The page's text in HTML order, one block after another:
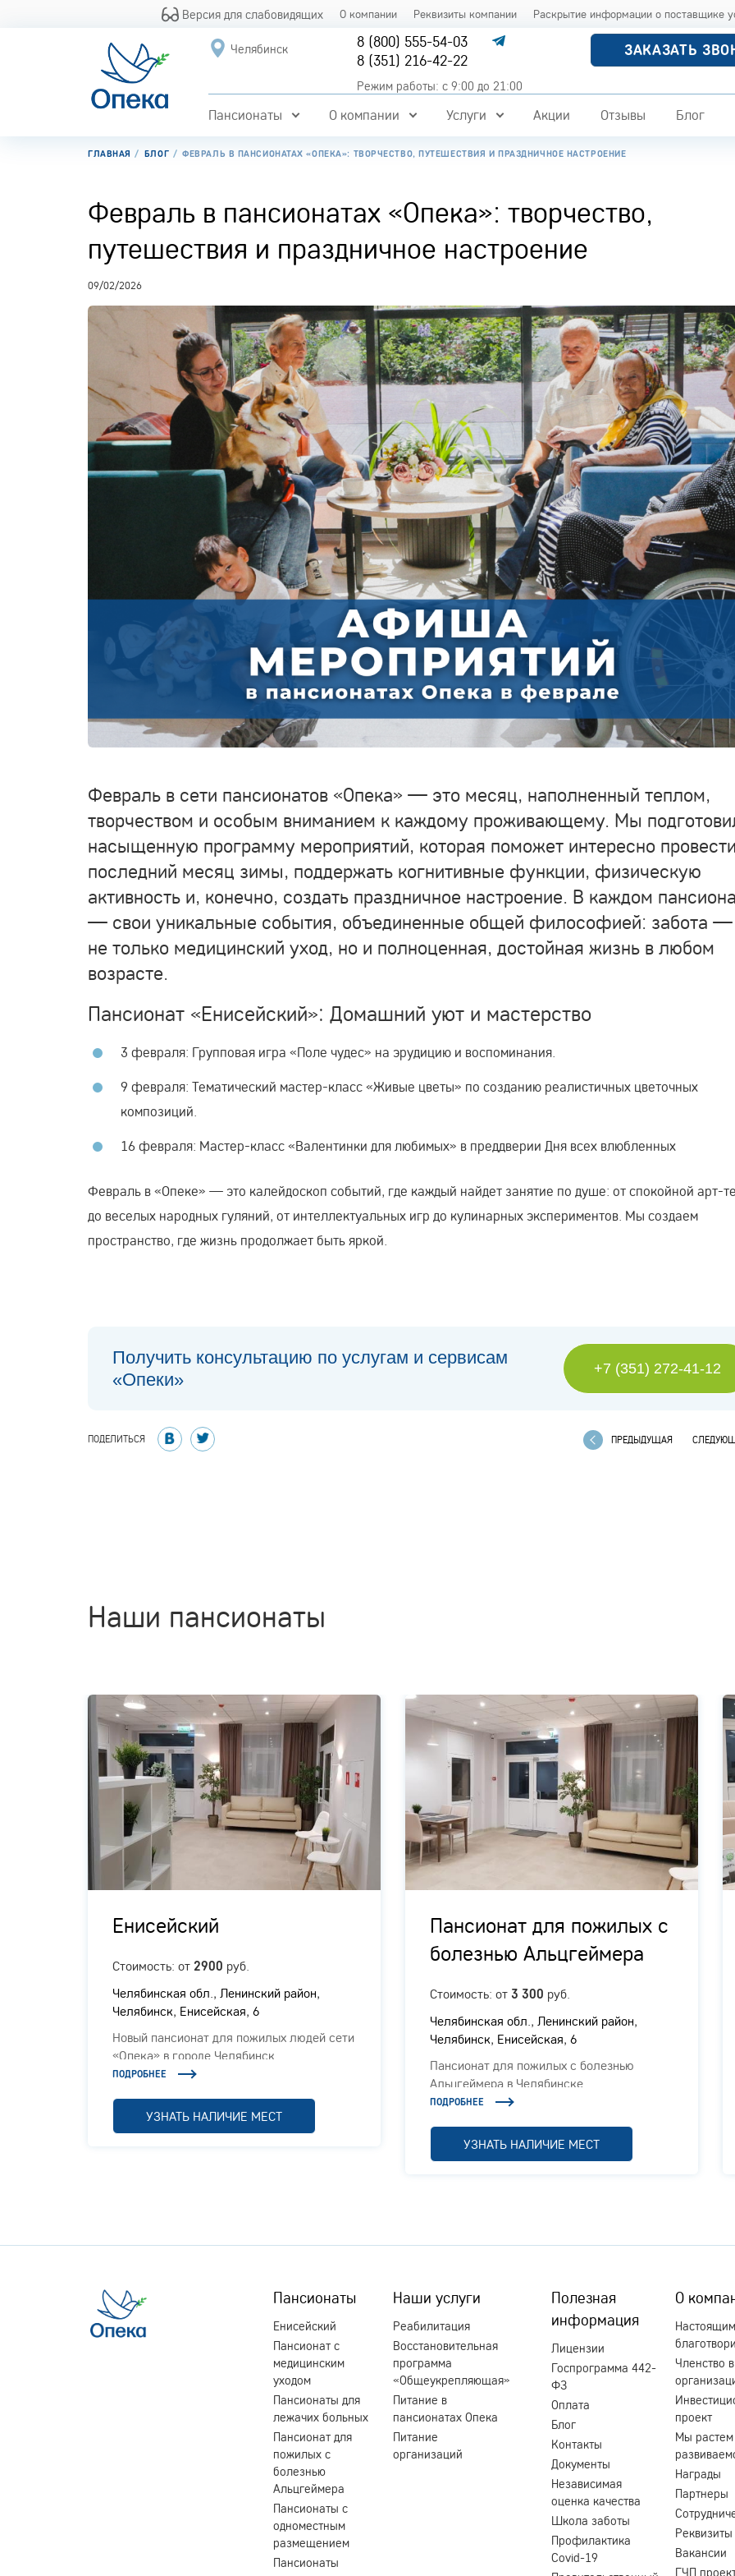
Версия для слабовидящих О компании Реквизиты компании Раскрытие информации о поставщике
Челябинск
8 (800) 555-54-03
8 (351) 216-42-22
Режим работы: с 9:00 до 21:00
ЗАКАЗАТЬ
Пансионаты О компании Услуги Акции Отзывы Блог
ГЛАВНАЯ БЛОГ ФЕВРАЛЬ В ПАНСИОНАТАХ «ОПЕКА»: ТВОРЧЕСТВО, ПУТЕШЕСТВИЯ И ПРАЗДНИЧНОЕ НАСТРОЕНИЕ
Февраль в пансионатах «Опека»: творчество,
путешествия и праздничное настроение
09/02/2026
Февраль в сети пансионатов «Опека» — это месяц, наполненный теплом,
творчеством и особым вниманием к каждому проживающему. Мы
насыщенную программу мероприятий, которая поможет интересно провести
последний месяц зимы, поддержать когнитивные функции, физическую
активность и, конечно, создать праздничное настроение. В каждом
— свои уникальные события, объединенные общей философией: забота —
не только медицинский уход, но и полноценная, достойная жизнь в любом
возрасте.
Пансионат «Енисейский»: Домашний уют и мастерство
3 февраля: Групповая игра «Поле чудес» на эрудицию и воспоминания.
9 февраля: Тематический мастер-класс «Живые цветы» по созданию реалистичных цветочных
композиций.
16 февраля: Мастер-класс «Валентинки для любимых» в преддверии Дня всех влюбленных
Февраль в «Опеке» — это калейдоскоп событий, где каждый найдет занятие по душе: от спокойной арт-
до веселых народных гуляний, от интеллектуальных игр до кулинарных экспериментов. Мы создаем
пространство, где жизнь продолжает быть яркой.
Получить консультацию по услугам и сервисам
«Опеки»
+7 (351) 272-41-12
ПОДЕЛИТЬСЯ ПРЕДЫДУЩАЯ
Наши пансионаты
Енисейский
Стоимость: от 2900 руб.
Челябинская обл., ​Ленинский район,
Челябинск, Енисейская, 6
Новый пансионат для пожилых людей сети
«Опека» в городе Челябинск
ПОДРОБНЕЕ
УЗНАТЬ НАЛИЧИЕ МЕСТ
Пансионат для пожилых с
болезнью Альцгеймера
Стоимость: от 3 300 руб.
Челябинская обл., ​Ленинский район,
Челябинск, Енисейская, 6
Пансионат для пожилых с болезнью
Альцгеймера в Челябинске
ПОДРОБНЕЕ
УЗНАТЬ НАЛИЧИЕ МЕСТ
Пансионаты
Енисейский
Пансионат с
медицинским
уходом
Пансионаты для
лежачих больных
Пансионат для
пожилых с
болезнью
Альцгеймера
Пансионаты с
одноместным
размещением
Пансионаты
Наши услуги
Реабилитация
Восстановительная
программа
«Общеукрепляющая»
Питание в
пансионатах Опека
Питание
организаций
Полезная
информация
Лицензии
Госпрограмма 442-
ФЗ
Оплата
Блог
Контакты
Документы
Независимая
оценка качества
Школа заботы
Профилактика
Covid-19
О
Настоящим
Членство в
проект
Мы растем
Награды
Партнеры
Вакансии
ГЧП